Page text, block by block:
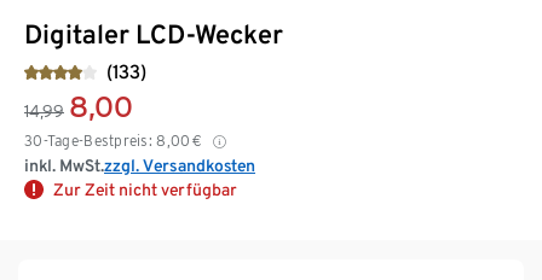
Digitaler LCD-Wecker
(133)
14,99 8,00
30-Tage-Bestpreis: 8,00 €
inkl. MwSt.zzgl. Versandkosten
Zur Zeit nicht verfügbar